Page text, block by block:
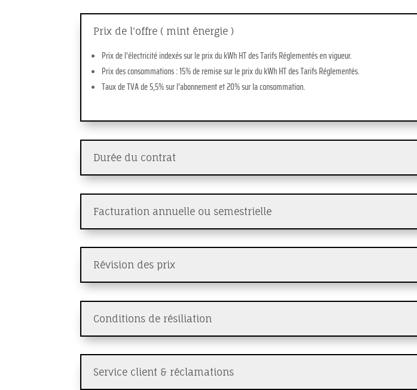
Prix de l'offre ( mint énergie )
Prix de l’électricité indexés sur le prix du kWh HT des Tarifs Réglementés en vigueur.
Prix des consommations : 15% de remise sur le prix du kWh HT des Tarifs Réglementés.
Taux de TVA de 5,5% sur l’abonnement et 20% sur la consommation.
Durée du contrat
Facturation annuelle ou semestrielle
Révision des prix
Conditions de résiliation
Service client & réclamations